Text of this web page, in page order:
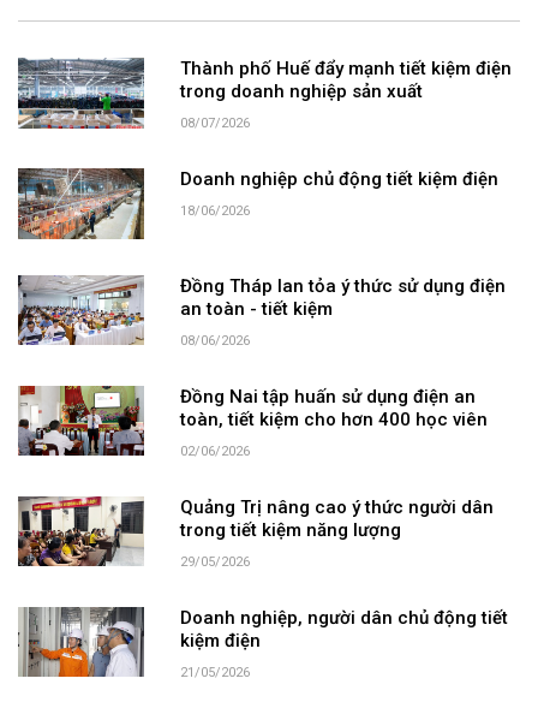
Thành phố Huế đẩy mạnh tiết kiệm điện
trong doanh nghiệp sản xuất
08/07/2026
Doanh nghiệp chủ động tiết kiệm điện
18/06/2026
Đồng Tháp lan tỏa ý thức sử dụng điện
an toàn - tiết kiệm
08/06/2026
Đồng Nai tập huấn sử dụng điện an
toàn, tiết kiệm cho hơn 400 học viên
02/06/2026
Quảng Trị nâng cao ý thức người dân
trong tiết kiệm năng lượng
29/05/2026
Doanh nghiệp, người dân chủ động tiết
kiệm điện
21/05/2026